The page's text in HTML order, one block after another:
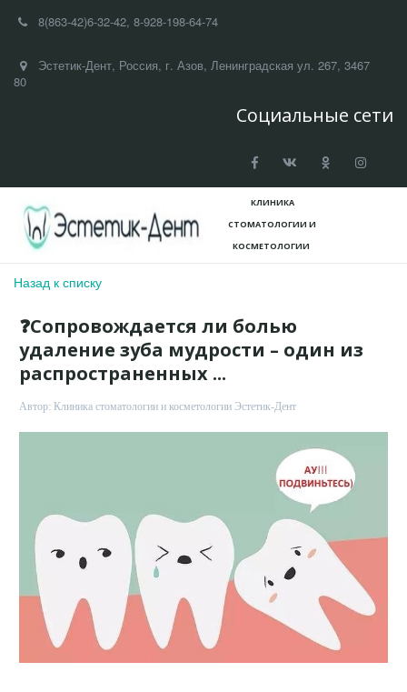
8(863-42)6-32-42, 8-928-198-64-74
Эстетик-Дент, Россия, г. Азов, Ленинградская ул. 267, 3467
80
Социальные сети
КЛИНИКА
СТОМАТОЛОГИИ И
КОСМЕТ­­ОЛОГИИ
Назад к списку
❓Сопровождается ли болью
удаление зуба мудрости – один из
распространенных ...
Автор: Клиника стоматологии и косметологии Эстетик-Дент